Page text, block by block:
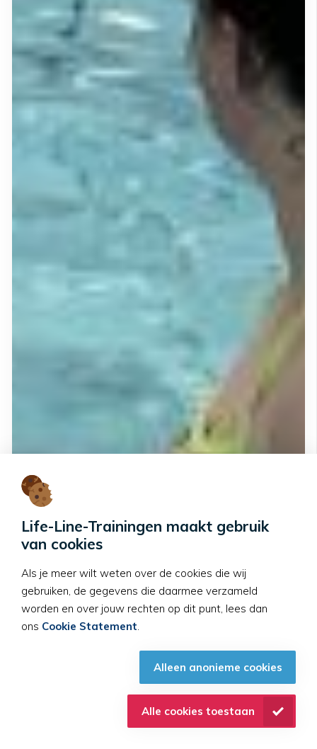
Life-Line-Trainingen maakt gebruik
van cookies
Als je meer wilt weten over de cookies die wij
gebruiken, de gegevens die daarmee verzameld
worden en over jouw rechten op dit punt, lees dan
ons Cookie Statement
Alleen anonieme cookies
Alle cookies toestaan